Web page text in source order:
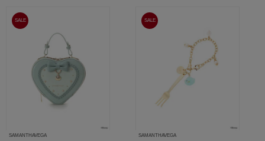
SALE
SAMANTHAVEGA
SALE
SAMANTHAVEGA